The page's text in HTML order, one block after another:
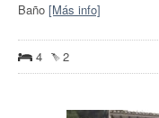
Baño [Más info]
4 2